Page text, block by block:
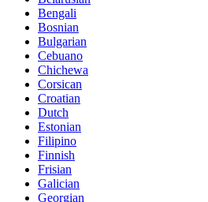
Bengali
Bosnian
Bulgarian
Cebuano
Chichewa
Corsican
Croatian
Dutch
Estonian
Filipino
Finnish
Frisian
Galician
Georgian